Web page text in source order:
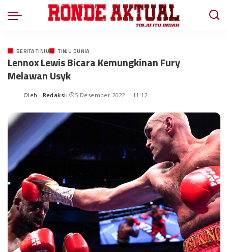
BERITA TINJU TINJU DUNIA
Lennox Lewis Bicara Kemungkinan Fury
Melawan Usyk
Oleh : Redaksi 5 Desember 2022 | 11:12